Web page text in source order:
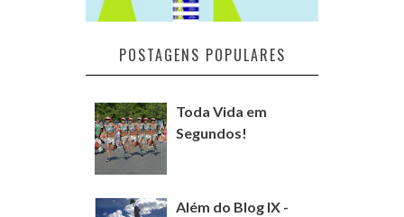
POSTAGENS POPULARES
Toda Vida em
Segundos!
Além do Blog IX -